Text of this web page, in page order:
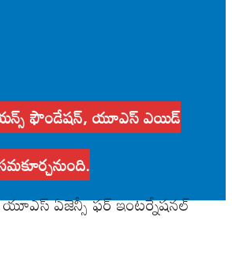
ఫౌండేషన్, యూఎస్ ఎయిడ్
యూఎస్ ఏజెన్సీ ఫర్ ఇంటర్నేషనల్